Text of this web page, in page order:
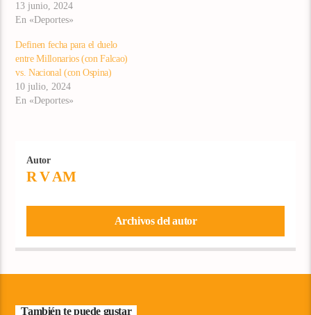
13 junio, 2024
En «Deportes»
Definen fecha para el duelo
entre Millonarios (con Falcao)
vs. Nacional (con Ospina)
10 julio, 2024
En «Deportes»
Autor
R V AM
Archivos del autor
También te puede gustar